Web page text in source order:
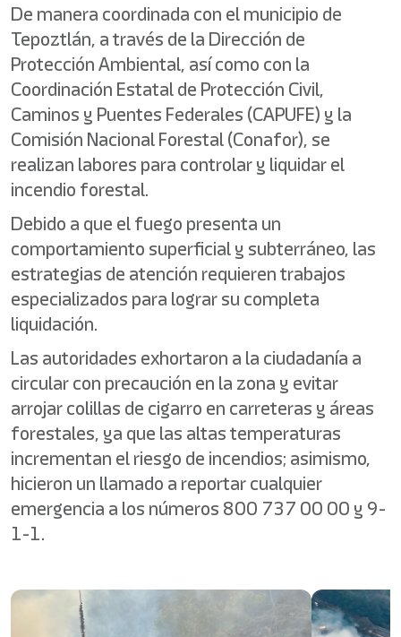
De manera coordinada con el municipio de
Tepoztlán, a través de la Dirección de
Protección Ambiental, así como con la
Coordinación Estatal de Protección Civil,
Caminos y Puentes Federales (CAPUFE) y la
Comisión Nacional Forestal (Conafor), se
realizan labores para controlar y liquidar el
incendio forestal.
Debido a que el fuego presenta un
comportamiento superficial y subterráneo, las
estrategias de atención requieren trabajos
especializados para lograr su completa
liquidación.
Las autoridades exhortaron a la ciudadanía a
circular con precaución en la zona y evitar
arrojar colillas de cigarro en carreteras y áreas
forestales, ya que las altas temperaturas
incrementan el riesgo de incendios; asimismo,
hicieron un llamado a reportar cualquier
emergencia a los números 800 737 00 00 y 9-
1-1.